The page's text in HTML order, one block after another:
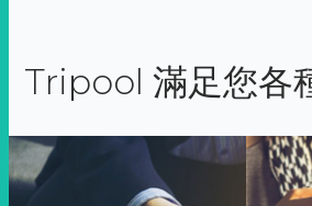
Tripool 滿足您各